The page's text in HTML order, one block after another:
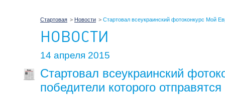
Стартовая Новости Стартовал всеукраинский фотоконкурс Мой
НОВОСТИ
14 апреля 2015
Стартовал всеукраинский
победители которого